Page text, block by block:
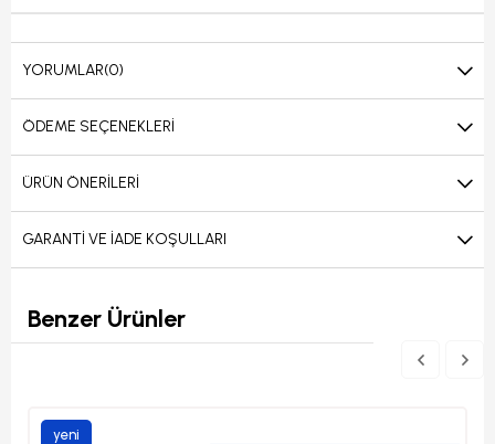
YORUMLAR(0)
ÖDEME SEÇENEKLERI
ÜRÜN ÖNERILERI
GARANTI VE İADE KOŞULLARI
Benzer Ürünler
yeni